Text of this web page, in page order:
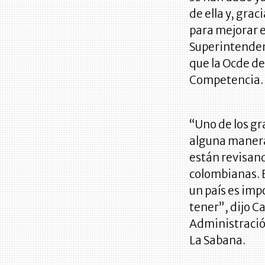
de ella y,
para mejorar
que la Ocde
Competencia.
“Uno de los
alguna
están
colombianas.
un país es
tener”, dijo
La Sabana.